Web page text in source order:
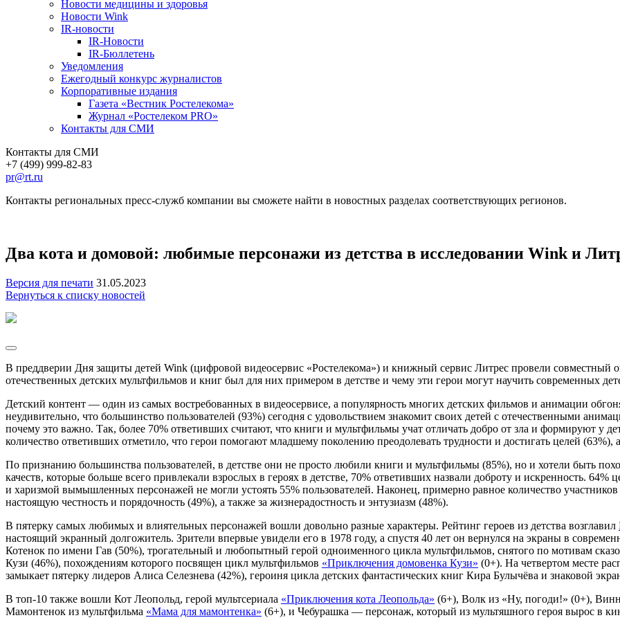
Новости медицины и здоровья
Новости Wink
IR-новости
IR-Новости
IR-Бюллетень
Уведомления
Ежегодный конкурс журналистов
Корпоративные издания
Газета «Вестник Ростелекома»
Журнал «Ростелеком PRO»
Контакты для СМИ
Контакты для СМИ
+7 (499) 999-82-83
pr@rt.ru
Контакты региональных пресс-служб компании вы сможете найти в новостных разделах соответствующих регионов.
Два кота и домовой: любимые персонажи из детства в исследовании Wink и
Версия для печати 31.05.2023
Вернуться к списку новостей
В преддверии Дня защиты детей Wink (цифровой видеосервис «Ростелекома») и книжный сервис Литрес провели совместный
отечественных детских мультфильмов и книг был для них примером в детстве и чему эти герои могут научить современных
Детский контент — один из самых востребованных в видеосервисе, а популярность многих детских фильмов и анимации
неудивительно, что большинство пользователей (93%) сегодня с удовольствием знакомит своих детей с отечественными
почему это важно. Так, более 70% ответивших считают, что книги и мультфильмы учат отличать добро от зла и формируют у
количество ответивших отметило, что герои помогают младшему поколению преодолевать трудности и достигать целей
По признанию большинства пользователей, в детстве они не просто любили книги и мультфильмы (85%), но и хотели быть
качеств, которые больше всего привлекали взрослых в героях в детстве, 70% ответивших назвали доброту и искренность.
и харизмой вымышленных персонажей не могли устоять 55% пользователей. Наконец, примерно равное количество
настоящую честность и порядочность (49%), а также за жизнерадостность и энтузиазм (48%).
В пятерку самых любимых и влиятельных персонажей вошли довольно разные характеры. Рейтинг героев из детства возглавил
настоящий экранный долгожитель. Зрители впервые увидели его в 1978 году, а спустя 40 лет он вернулся на экраны в
Котенок по имени Гав (50%), трогательный и любопытный герой одноименного цикла мультфильмов, снятого по мотивам
Кузи (46%), похождениям которого посвящен цикл мультфильмов «Приключения домовенка Кузи» (0+). На четвертом месте
замыкает пятерку лидеров Алиса Селезнева (42%), героиня цикла детских фантастических книг Кира Булычёва и знаковой
В топ-10 также вошли Кот Леопольд, герой мультсериала «Приключения кота Леопольда» (6+), Волк из «Ну, погоди!» (0+),
Мамонтенок из мультфильма «Мама для мамонтенка» (6+), и Чебурашка — персонаж, который из мультяшного героя вырос в